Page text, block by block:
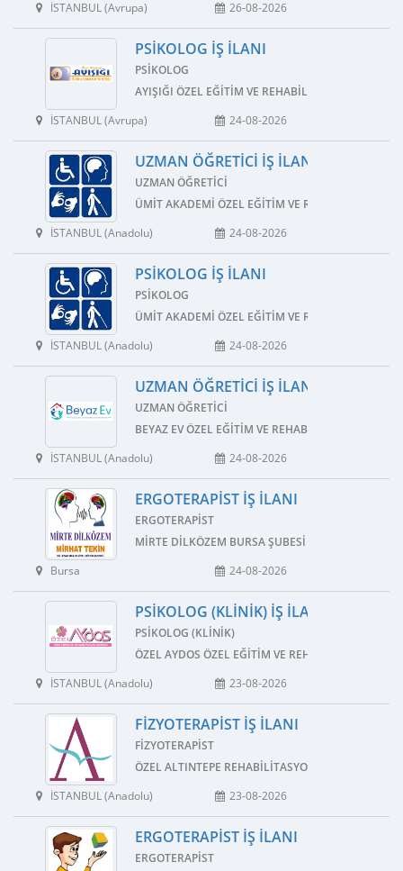
İSTANBUL (Avrupa) 26-08-2026
PSIKOLOG İŞ İLANI
PSIKOLOG
AYIŞIĞI ÖZEL EĞITIM VE REHABILITASYON MERKEZI
İSTANBUL (Avrupa)
24-08-2026
UZMAN ÖĞRETICI İŞ İLANI
UZMAN ÖĞRETICI
ÜMIT AKADEMI ÖZEL EĞITIM VE REHABILITASYON
İSTANBUL (Anadolu)
24-08-2026
PSIKOLOG İŞ İLANI
PSIKOLOG
ÜMIT AKADEMI ÖZEL EĞITIM VE REHABILITASYON
İSTANBUL (Anadolu)
24-08-2026
UZMAN ÖĞRETICI İŞ İLANI
UZMAN ÖĞRETICI
BEYAZ EV ÖZEL EĞITIM VE REHABILITASYON
İSTANBUL (Anadolu)
24-08-2026
ERGOTERAPIST İŞ İLANI
ERGOTERAPIST
MIRTE DILKÖZEM BURSA ŞUBESI
Bursa
24-08-2026
PSIKOLOG (KLINIK) İŞ İLANI
PSIKOLOG (KLINIK)
ÖZEL AYDOS ÖZEL EĞITIM VE REHABILITASYON
İSTANBUL (Anadolu)
23-08-2026
FIZYOTERAPIST İŞ İLANI
FIZYOTERAPIST
ÖZEL ALTINTEPE REHABILITASYON VE EĞITIM
İSTANBUL (Anadolu)
23-08-2026
ERGOTERAPIST İŞ İLANI
ERGOTERAPIST